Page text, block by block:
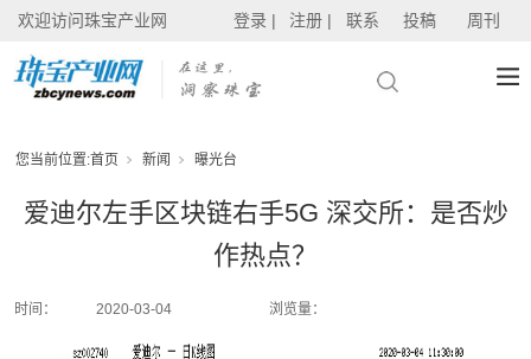
欢迎访问珠宝产业网 登录 | 注册 | 联系 投稿 周刊
您当前位置:首页 新闻 曝光台
爱迪尔左手区块链右手5G 深交所：是否炒
作热点？
时间： 2020-03-04 浏览量：